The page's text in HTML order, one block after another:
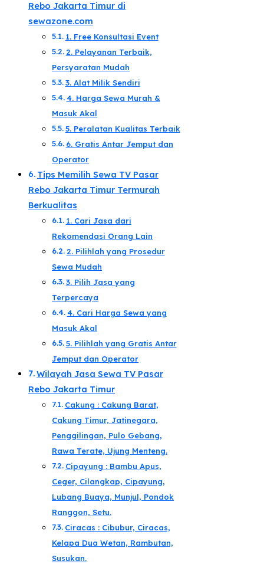
Rebo Jakarta Timur di
sewazone.com​
1. Free Konsultasi Event
2. Pelayanan Terbaik,
Persyaratan Mudah​
3. Alat Milik Sendiri​
​4. Harga Sewa Murah &
Masuk Akal​
5. Peralatan Kualitas Terbaik​
6. Gratis Antar Jemput dan
Operator​
Tips Memilih Sewa TV Pasar
Rebo Jakarta Timur Termurah
Berkualitas​
1. Cari Jasa dari
Rekomendasi Orang Lain​
2. Pilihlah yang Prosedur
Sewa Mudah​
3. Pilih Jasa yang
Terpercaya​
4. Cari Harga Sewa yang
Masuk Akal​
5. Pilihlah yang Gratis Antar
Jemput dan Operator​
Wilayah Jasa Sewa TV Pasar
Rebo Jakarta Timur
Cakung : Cakung Barat,
Cakung Timur, Jatinegara,
Penggilingan, Pulo Gebang,
Rawa Terate, Ujung Menteng.
Cipayung : Bambu Apus,
Ceger, Cilangkap, Cipayung,
Lubang Buaya, Munjul, Pondok
Ranggon, Setu.
Ciracas : Cibubur, Ciracas,
Kelapa Dua Wetan, Rambutan,
Susukan.